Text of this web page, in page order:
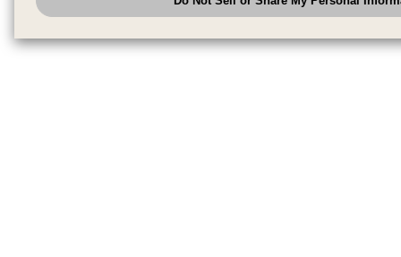
have the right to opt out of sale or share of your personal information by
to exercise your right. If we have detected an opt-out
honored.Change your sell or share preference